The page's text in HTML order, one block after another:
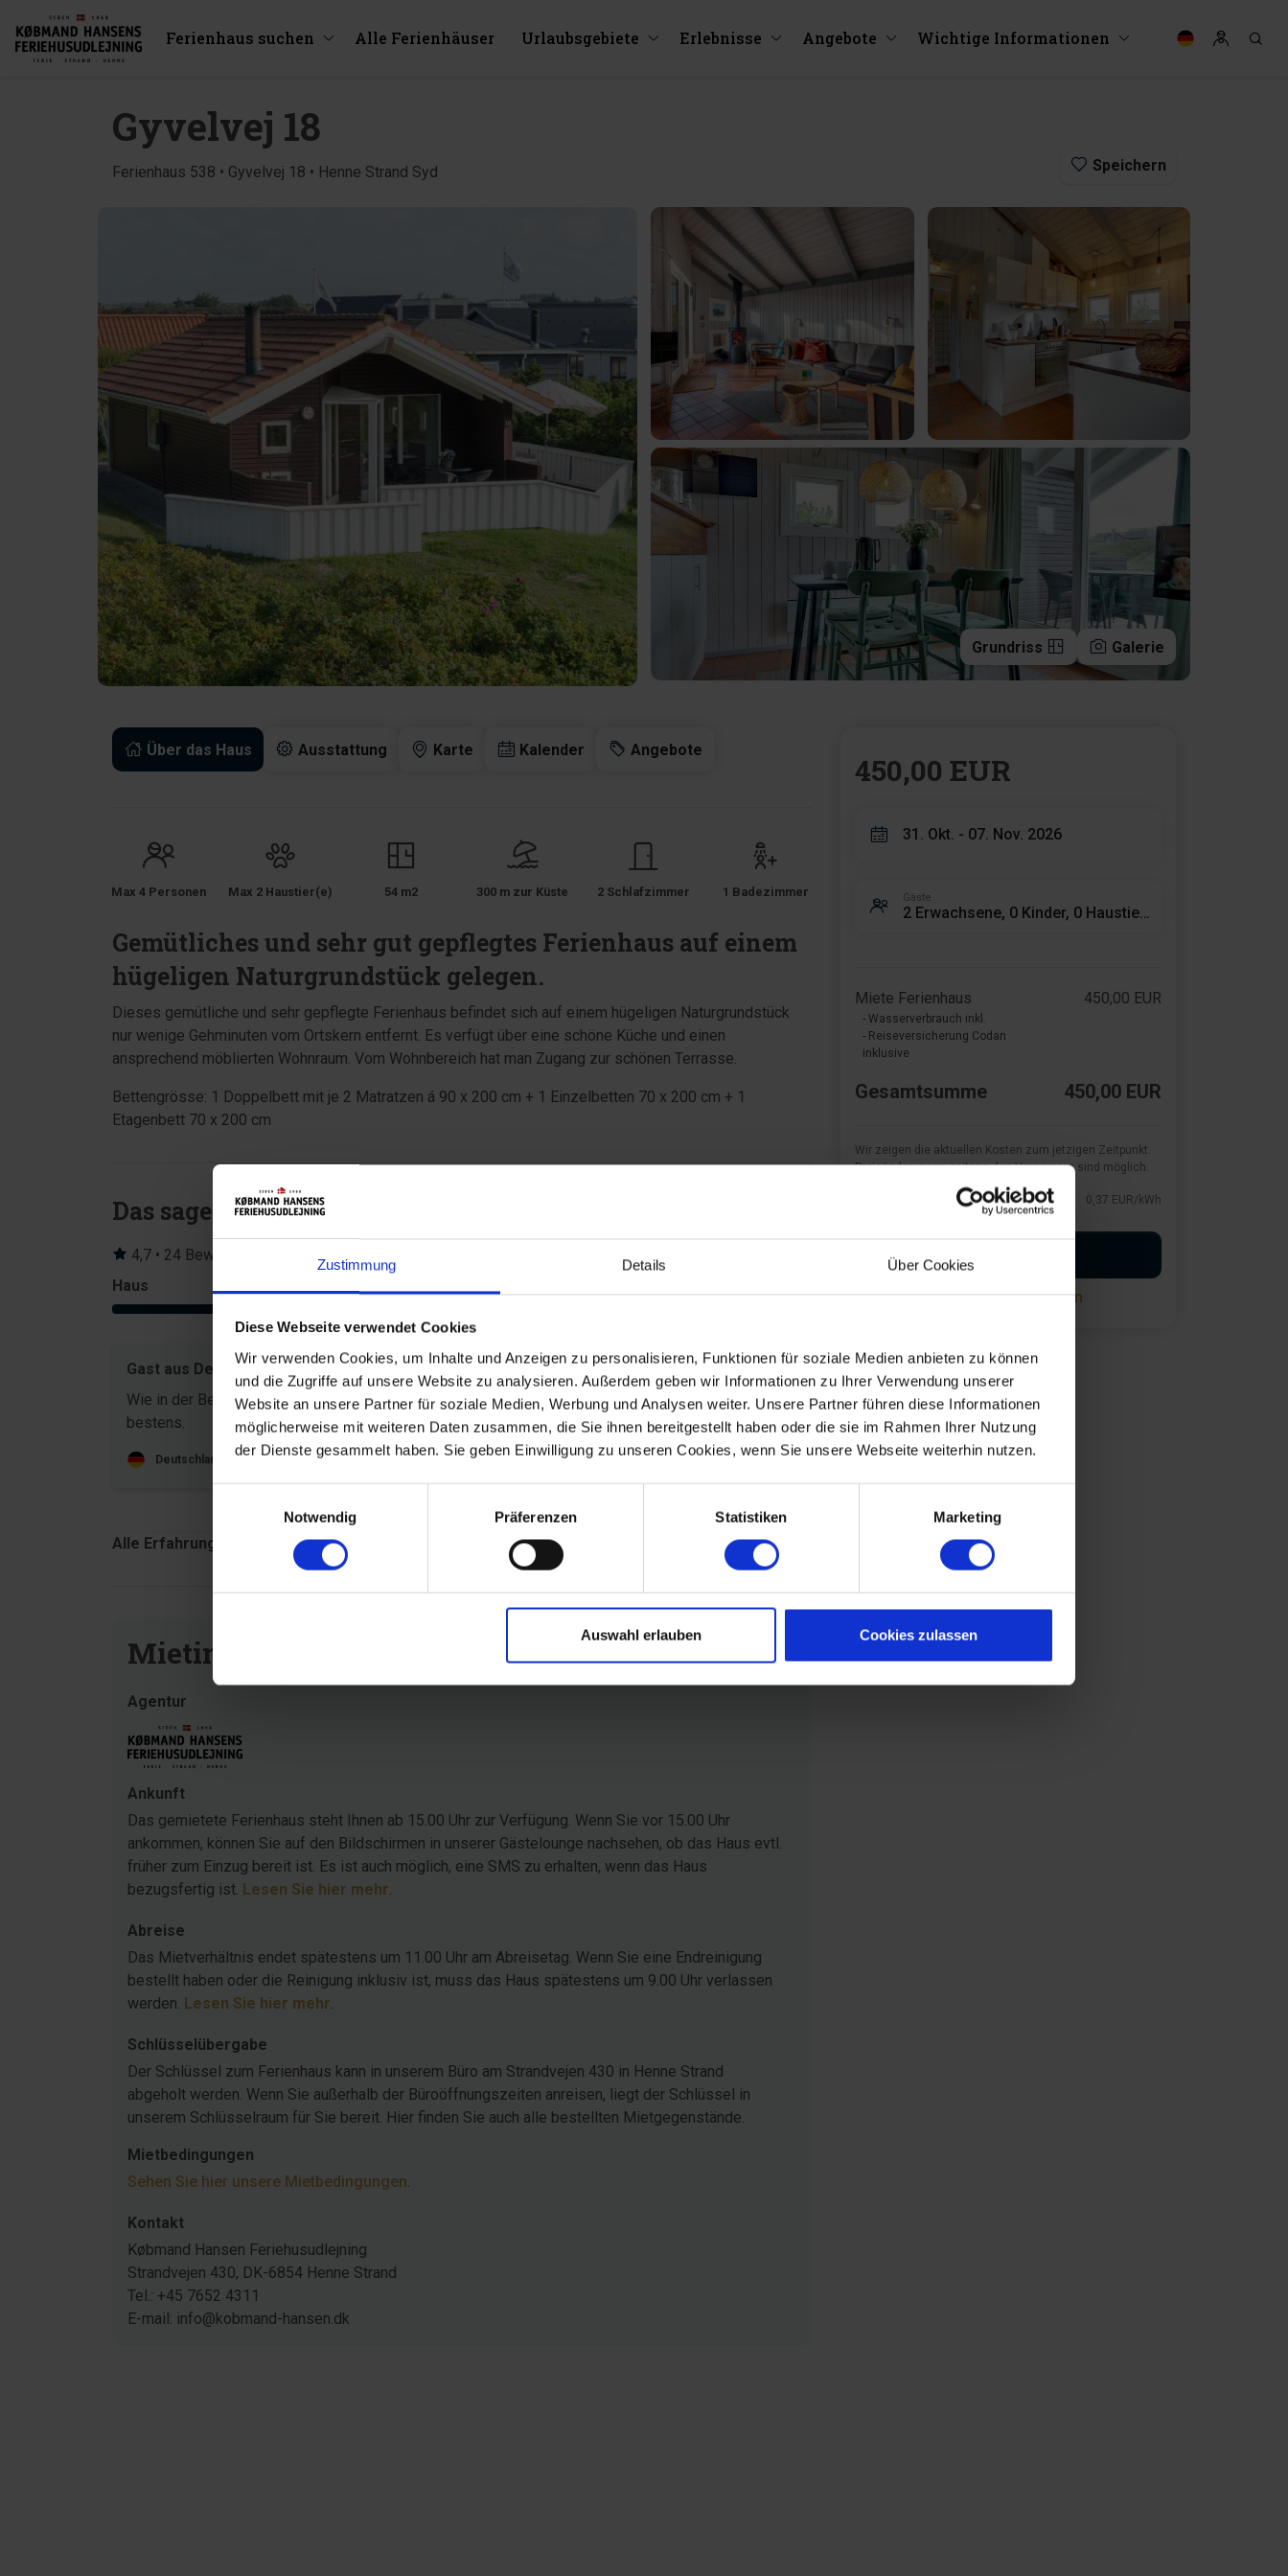
Zustimmung Details Über Cookies
Diese Webseite verwendet Cookies
Wir verwenden Cookies, um Inhalte und Anzeigen zu personalisieren, Funktionen für soziale Medien anbieten zu können
und die Zugriffe auf unsere Website zu analysieren. Außerdem geben wir Informationen zu Ihrer Verwendung unserer
Website an unsere Partner für soziale Medien, Werbung und Analysen weiter. Unsere Partner führen diese Informationen
möglicherweise mit weiteren Daten zusammen, die Sie ihnen bereitgestellt haben oder die sie im Rahmen Ihrer Nutzung
der Dienste gesammelt haben. Sie geben Einwilligung zu unseren Cookies, wenn Sie unsere Webseite weiterhin nutzen.
Notwendig
Präferenzen Statistiken Marketing
Auswahl erlauben Cookies zulassen
Ferienhaus suchen Alle Ferienhäuser Urlaubsgebiete Erlebnisse Angebote Wichtige Informationen
Gyvelvej 18
Ferienhaus 538 • Gyvelvej 18 • Henne Strand Syd Speichern
Grundriss Galerie
Über das Haus Ausstattung Karte Kalender Angebote
Max 4 Personen Max 2 Haustier(e) 54 m2 300 m zur Küste 2 Schlafzimmer 1 Badezimmer
Gemütliches und sehr gut gepflegtes Ferienhaus auf einem
hügeligen Naturgrundstück gelegen.
Dieses gemütliche und sehr gepflegte Ferienhaus befindet sich auf einem hügeligen Naturgrundstück
nur wenige Gehminuten vom Ortskern entfernt. Es verfügt über eine schöne Küche und einen
ansprechend möblierten Wohnraum. Vom Wohnbereich hat man Zugang zur schönen Terrasse.
Bettengrösse: 1 Doppelbett mit je 2 Matratzen á 90 x 200 cm + 1 Einzelbetten 70 x 200 cm + 1
Etagenbett 70 x 200 cm
Das sagen andere Urlauber
4,7 • 24 Bewertungen
Haus
Gast aus Deutschland
Juli 2026
Wie in der Beschreibung angegeben. Alles
bestens.
Deutschland
Uwe Reiners
Juni 2026
Wir haben uns sehr wohl gefühlt. Die
Gartenhaus ist so groß daß neben dem
Fahrradträger beide E Bikes Platz haben.
Deutschland
Alle Erfahrungsberichte anzeigen
Mietinformationen
Agentur
Ankunft
Das gemietete Ferienhaus steht Ihnen ab 15.00 Uhr zur Verfügung. Wenn Sie vor 15.00 Uhr
ankommen, können Sie auf den Bildschirmen in unserer Gästelounge nachsehen, ob das Haus evtl.
früher zum Einzug bereit ist. Es ist auch möglich, eine SMS zu erhalten, wenn das Haus
bezugsfertig ist. Lesen Sie hier mehr.
Abreise
Das Mietverhältnis endet spätestens um 11.00 Uhr am Abreisetag. Wenn Sie eine Endreinigung
bestellt haben oder die Reinigung inklusiv ist, muss das Haus spätestens um 9.00 Uhr verlassen
werden. Lesen Sie hier mehr.
Schlüsselübergabe
Der Schlüssel zum Ferienhaus kann in unserem Büro am Strandvejen 430 in Henne Strand
abgeholt werden. Wenn Sie außerhalb der Büroöffnungszeiten anreisen, liegt der Schlüssel in
unserem Schlüsselraum für Sie bereit. Hier finden Sie auch alle bestellten Mietgegenstände.
Mietbedingungen
Sehen Sie hier unsere Mietbedingungen.
Kontakt
Købmand Hansen Feriehusudlejning
Strandvejen 430, DK-6854 Henne Strand
Tel.: +45 7652 4311
E-mail: info@kobmand-hansen.dk
450,00 EUR
31. Okt. - 07. Nov. 2026
Gäste
Miete Ferienhaus
- Wasserverbrauch inkl.
- Reiseversicherung Codan
inklusive
450,00 EUR
Gesamtsumme 450,00 EUR
Wir zeigen die aktuellen Kosten zum jetzigen Zeitpunkt.
Preisänderungen seitens des Versorgers sind möglich.
0,37 EUR/kWh
Buchung starten
Suchagent einrichten